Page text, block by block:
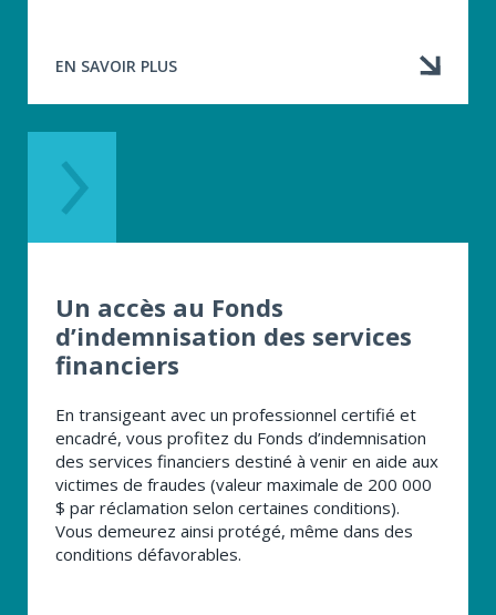
EN SAVOIR PLUS
À
POUR
PORTER
PLAINTE
Un accès au Fonds
d’indemnisation des services
financiers
En transigeant avec un professionnel certifié et
encadré, vous profitez du Fonds d’indemnisation
des services financiers destiné à venir en aide aux
victimes de fraudes (valeur maximale de 200 000 ​
$ par réclamation selon certaines conditions).
Vous demeurez ainsi protégé, même dans des
conditions défavorables.